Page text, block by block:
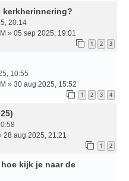
kerkherinnering?
20:14
» 05 sep 2025, 19:01
1 2 3
10:55
» 30 aug 2025, 15:52
1 2 3 4
28 aug 2025, 21:21
1 2
kijk je naar de